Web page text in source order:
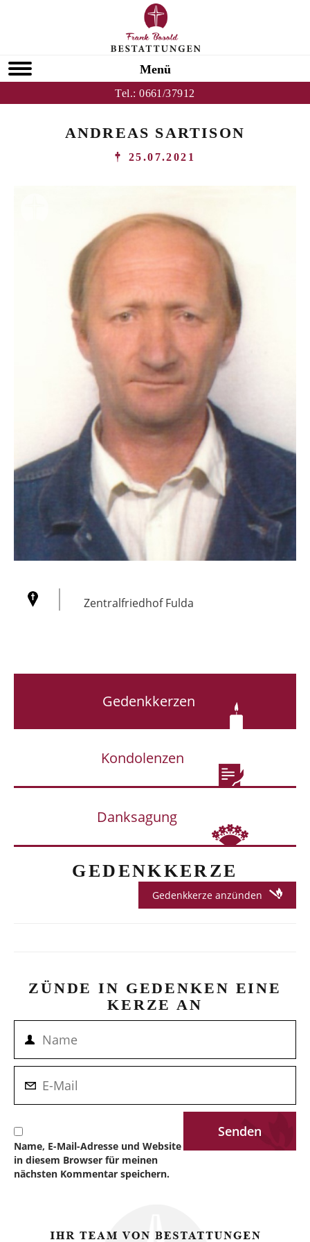
Menü
Tel.:0661/37912
ANDREAS SARTISON
25.07.2021
Zentralfriedhof Fulda
Gedenkkerzen
Kondolenzen
Danksagung
GEDENKKERZE
Gedenkkerze anzünden
ZÜNDE IN GEDENKEN EINE
KERZE AN
Name, E-Mail-Adresse und Website
in diesem Browser für meinen
nächsten Kommentar speichern.